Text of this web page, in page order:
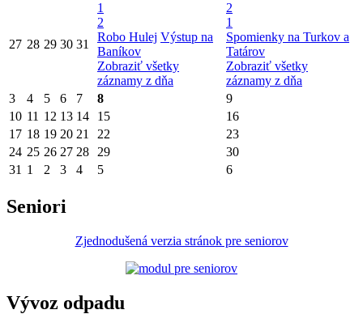
27 28 29 30 31
1
2
Robo Hulej Výstup na
Baníkov
Zobraziť všetky
záznamy z dňa
2
1
Spomienky na Turkov a
Tatárov
Zobraziť všetky
záznamy z dňa
3
4 5 6 7 8
9
10 11 12 13 14 15
16
17 18 19 20 21 22
23
24 25 26 27 28 29
30
31 1 2 3 4 5 6
Seniori
Zjednodušená verzia stránok pre seniorov
Vývoz odpadu